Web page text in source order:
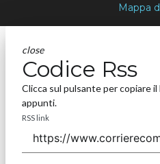
Mappa
close
Codice Rss
Clicca sul pulsante per copiare il
appunti.
RSS link